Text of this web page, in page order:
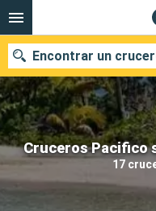
Cruceros Pacifico
17
Encontrar un
Nuestros destinos
Fecha de salida